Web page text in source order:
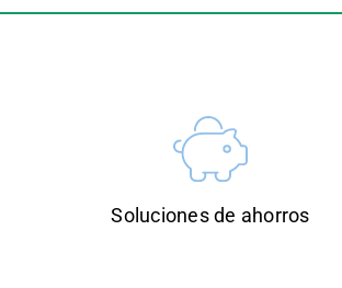
Soluciones de ahorros